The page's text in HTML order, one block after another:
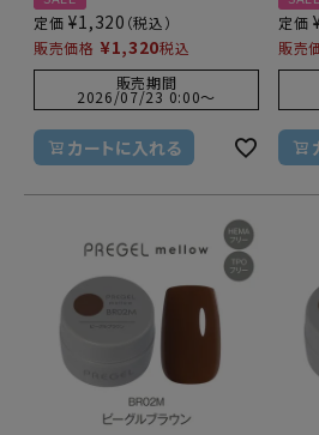
定価 ¥1,320
販売価格 ¥1,320税込
販売期間
2026/07/23 0:00〜
カートに入れる
定価
販売